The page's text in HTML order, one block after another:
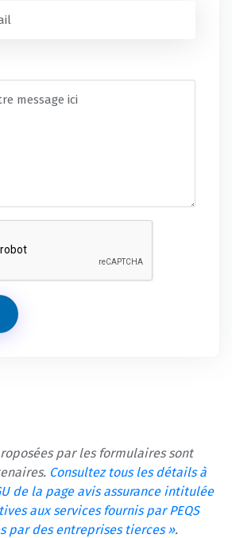
par les formulaires sont
Consultez tous les détails à
de la page avis assurance intitulée
aux services fournis par PEQS
par des entreprises tierces ».